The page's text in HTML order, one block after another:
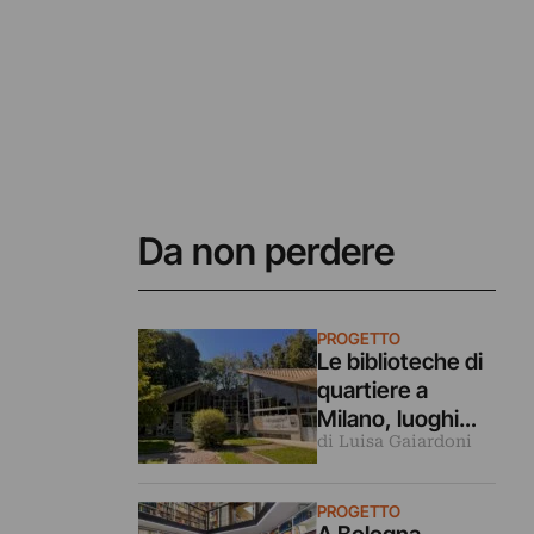
Da non perdere
PROGETTO
Le biblioteche di
quartiere a
Milano, luoghi
dove la cultura è
di Luisa Gaiardoni
PROGETTO